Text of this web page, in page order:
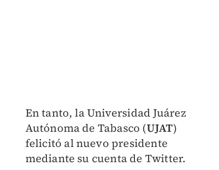
En tanto, la Universidad Juárez
Autónoma de Tabasco (UJAT)
felicitó al nuevo presidente
mediante su cuenta de Twitter.